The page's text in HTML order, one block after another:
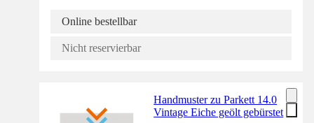
Online bestellbar
Nicht reservierbar
Handmuster zu Parkett 14.0
Vintage Eiche geölt gebürstet